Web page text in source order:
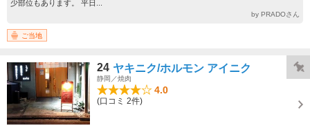
少部位もあります。 平日...
by PRADOさん
ご当地
24 ヤキニク/ホルモン アイニク
静岡／焼肉
4.0
(口コミ 2件)